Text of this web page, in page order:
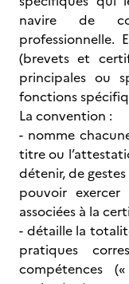
navire de
professionnelle.
(brevets et
principales ou
fonctions
La convention :
- nomme
titre ou
détenir, de
pouvoir
associées à la
- détaille la
pratiques
compétences